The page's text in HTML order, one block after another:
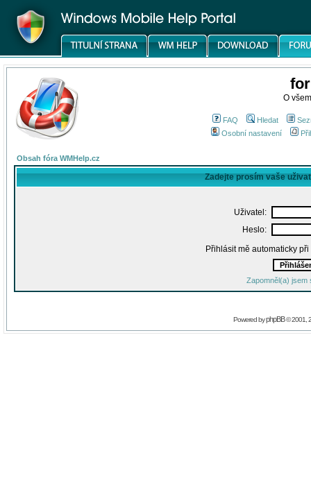
O
FAQ Hledat
Osobní nastavení
Obsah fóra WMHelp.cz
Zadejte prosím vaše
Uživatel:
Heslo:
Přihlásit mě automaticky
Zapomněl(a) jsem
Powered byphpBB© 2001,